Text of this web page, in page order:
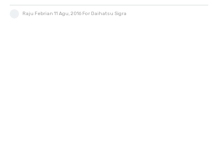
Raju Febrian 11 Agu, 2016 For Daihatsu Sigra